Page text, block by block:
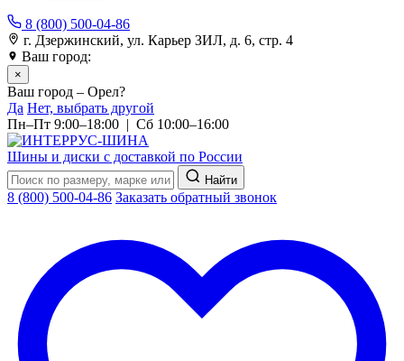
8 (800) 500-04-86
г. Дзержинский, ул. Карьер ЗИЛ, д. 6, стр. 4
Ваш город:
×
Ваш город – Орел?
Да Нет, выбрать другой
Пн–Пт 9:00–18:00 | Сб 10:00–16:00
Шины и диски с доставкой по России
Найти
8 (800) 500-04-86 Заказать обратный звонок